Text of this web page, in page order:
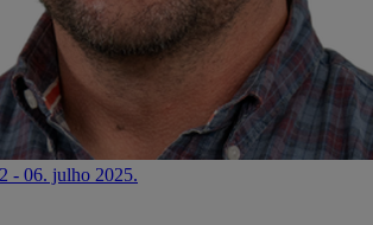
- 06. julho 2025.